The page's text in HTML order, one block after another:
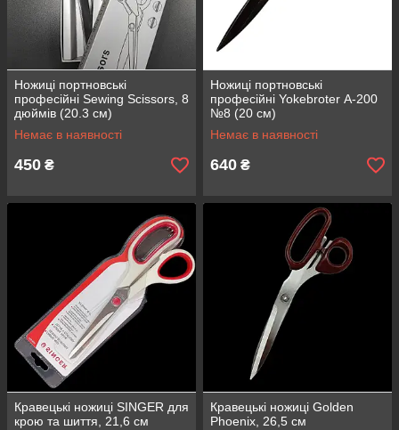
Ножиці портновські
професійні Sewing Scissors, 8
дюймів (20.3 см)
Немає в наявності
450 ₴
Ножиці портновські
професійні Yokebroter А-200
№8 (20 см)
Немає в наявності
640 ₴
Кравецькі ножиці SINGER для
крою та шиття, 21,6 см
Кравецькі ножиці Golden
Phoenix, 26,5 см